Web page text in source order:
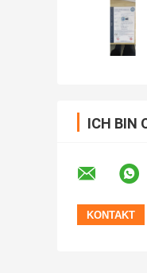
ICH BIN